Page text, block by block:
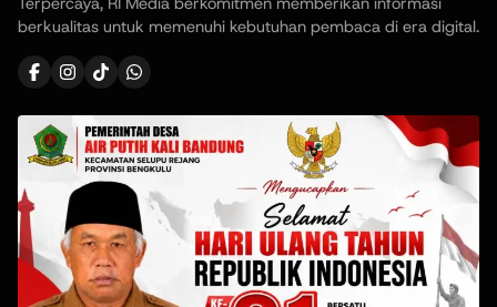
berkualitas untuk memenuhi kebutuhan pembaca di era digital.